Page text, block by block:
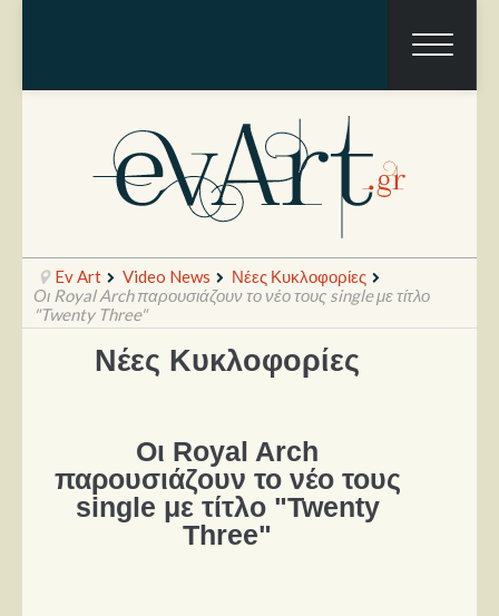
Ραπόρτο
Συνεντεύξεις
Παρουσιάσεις
Ev Art Video News
Νέες Κυκλοφορίες
Οι Royal Arch παρουσιάζουν το νέο τους single με τίτλο
"Twenty Three"
Νέες Κυκλοφορίες
Οι Royal Arch
παρουσιάζουν το νέο τους
single με τίτλο "Twenty
Three"